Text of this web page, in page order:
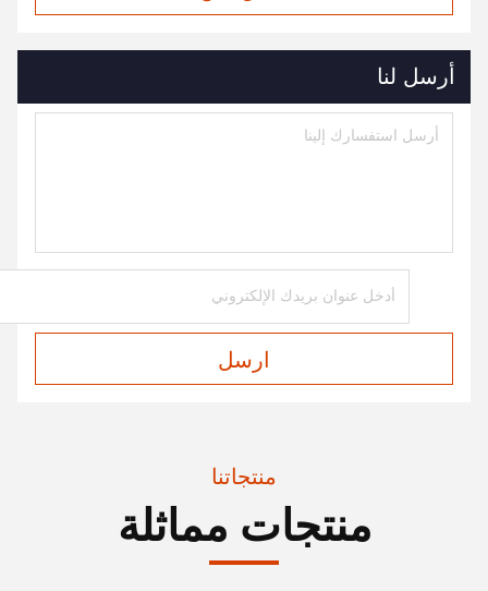
أرسل لنا
ارسل
منتجاتنا
منتجات مماثلة